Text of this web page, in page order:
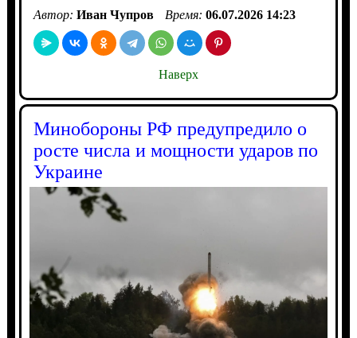
Автор: Иван Чупров Время: 06.07.2026 14:23
Наверх
Минобороны РФ предупредило о
росте числа и мощности ударов по
Украине